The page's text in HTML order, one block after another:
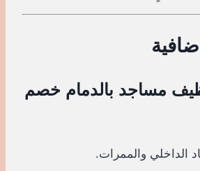
مساجد بالدمام خصم
الداخلي والممرات.